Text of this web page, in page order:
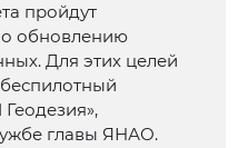
пройдут
обновлению
Для этих целей
беспилотный
Геодезия»,
главы ЯНАО.